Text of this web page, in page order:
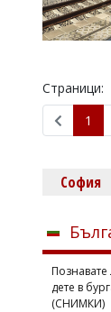
коментар,
Страници:
1
София
дете в
(СНИМКИ)